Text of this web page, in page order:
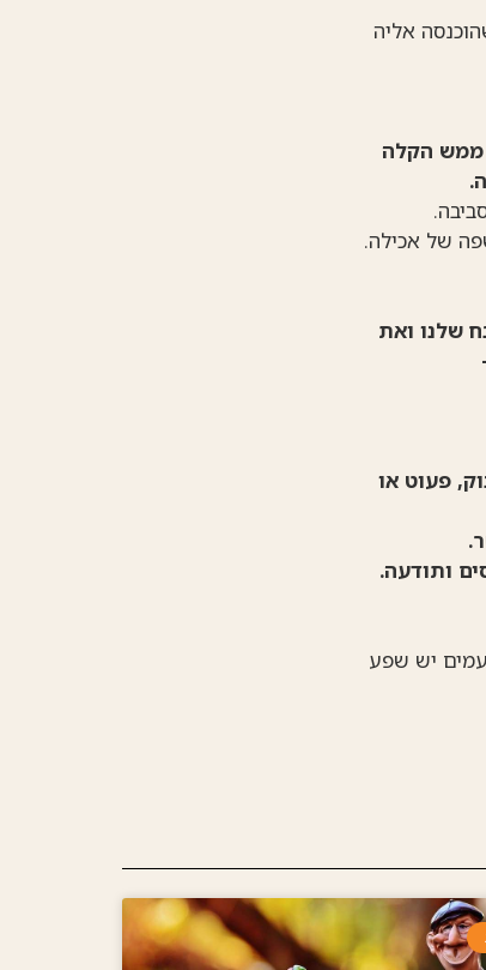
אליה
ממש הקלה
של אכילה.
שלנו ואת
פעוט או
ותודעה.
יש שפע